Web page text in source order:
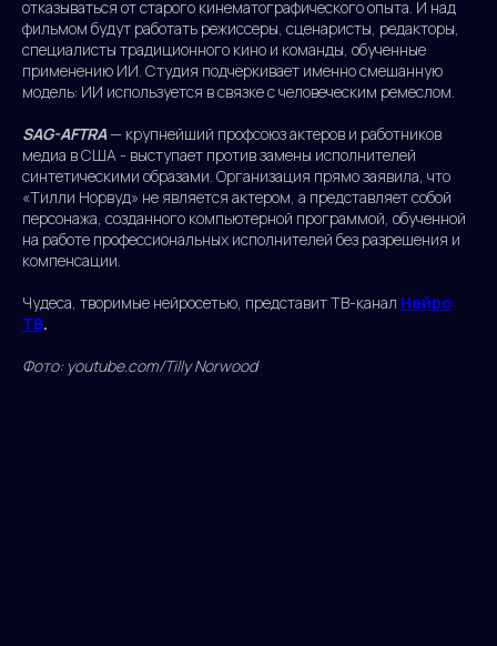
отказываться от старого кинематографического опыта. И над
фильмом будут работать режиссеры, сценаристы, редакторы,
специалисты традиционного кино и команды, обученные
применению ИИ. Студия подчеркивает именно смешанную
модель: ИИ используется в связке с человеческим ремеслом.
SAG-AFTRA— крупнейший профсоюз актеров и работников
медиа в США - выступает против замены исполнителей
синтетическими образами. Организация прямо заявила, что
«Тилли Норвуд» не является актером, а представляет собой
персонажа, созданного компьютерной программой, обученной
на работе профессиональных исполнителей без разрешения и
компенсации.
Чудеса, творимые нейросетью, представит ТВ-канал Нейро
ТВ.
Фото: youtube.com/Tilly Norwood